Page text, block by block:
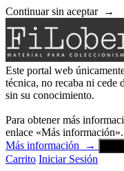
Continuar sin aceptar →
Este portal web
técnica, no recaba ni cede
sin su conocimiento.
Para obtener más
enlace «Más información».
Más información
→
Carrito Iniciar Sesión